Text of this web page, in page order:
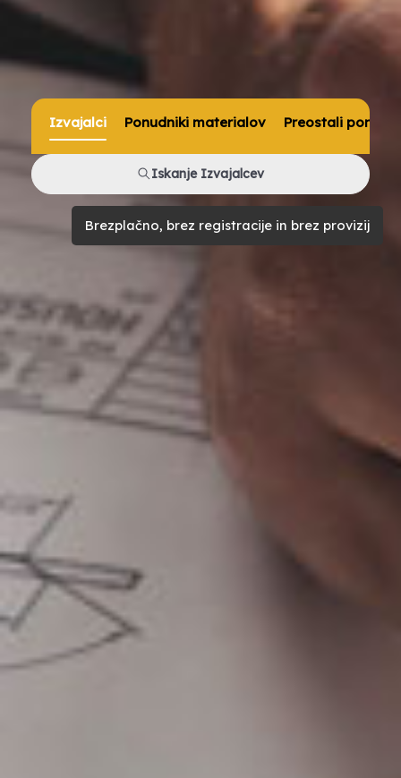
Izvajalci Ponudniki materialov Preostali
Iskanje Izvajalcev